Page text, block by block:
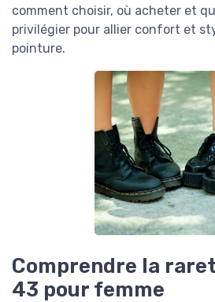
comment choisir, où acheter et
privilégier pour allier confort et
pointure.
Comprendre la
43 pour femme